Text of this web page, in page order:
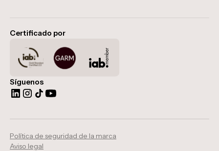
Certificado por
Síguenos
Política de seguridad de la marca
Aviso legal